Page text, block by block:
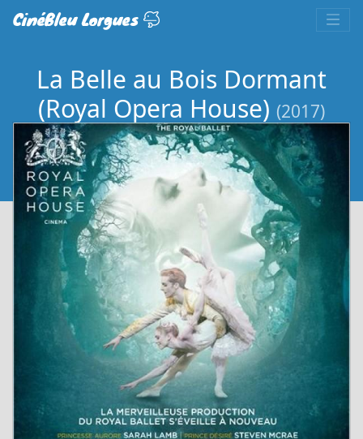
CinéBleu Lorgues
La Belle au Bois Dormant
(Royal Opera House) (2017)